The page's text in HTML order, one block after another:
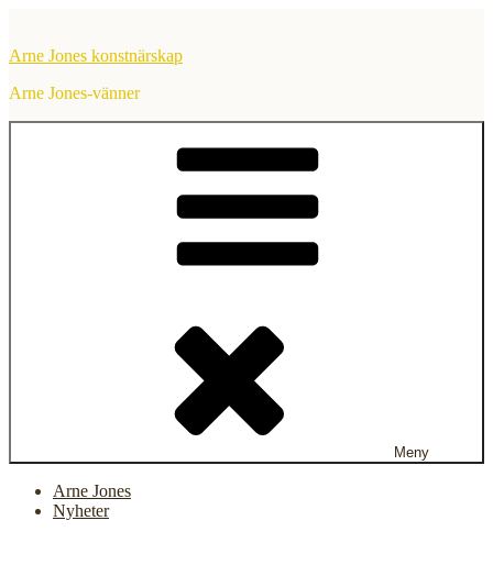
innehåll
Arne Jones konstnärskap
Arne Jones-vänner
Meny
Arne Jones
Nyheter